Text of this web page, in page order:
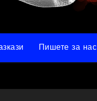
Пишете за нас